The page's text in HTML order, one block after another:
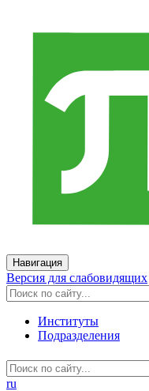
Навигация
Версия для слабовидящих
Институты
Подразделения
ru